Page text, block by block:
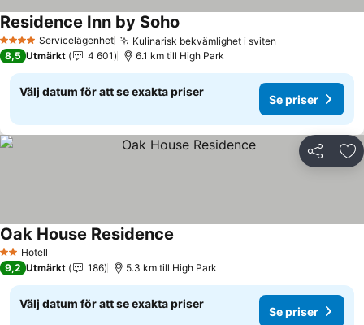
4 StjärnorServicelägenhet Kulinarisk bekvämlighet i sviten
Residence Inn by Soho
8,5 Utmärkt 4 601 6.1 km till High Park
Välj datum för att se exakta priser
Se priser
Dela
2 Stjärnor
Hotell
Oak House Residence
9,2 Utmärkt 186 5.3 km till High Park
Välj datum för att se exakta priser
Se priser